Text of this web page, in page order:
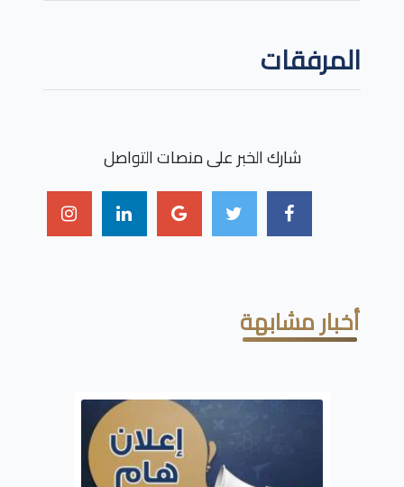
المرفقات
شارك الخبر على منصات التواصل
أخبار مشابهة